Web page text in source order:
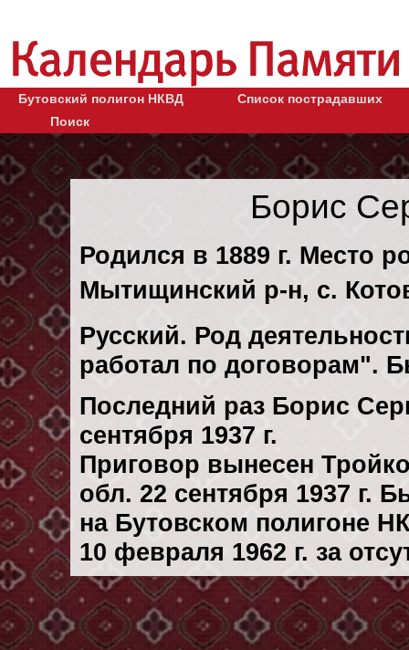
Бутовский полигон НКВД
Список пострадавших
Поиск
Борис
Родился в 1889 г. Место
Мытищинский р-н, с.
Русский. Род
работал по договорам".
Последний раз Борис
сентября 1937 г.
Приговор вынесен
обл. 22 сентября 1937 г.
на Бутовском полигоне
10 февраля 1962 г. за